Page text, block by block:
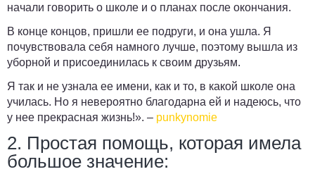
начали говорить о школе и о планах после окончания.
В конце концов, пришли ее подруги, и она ушла. Я
почувствовала себя намного лучше, поэтому вышла из
уборной и присоединилась к своим друзьям.
Я так и не узнала ее имени, как и то, в какой школе она
училась. Но я невероятно благодарна ей и надеюсь, что
у нее прекрасная жизнь!». – punkynomie
2. Простая помощь, которая имела
большое значение: